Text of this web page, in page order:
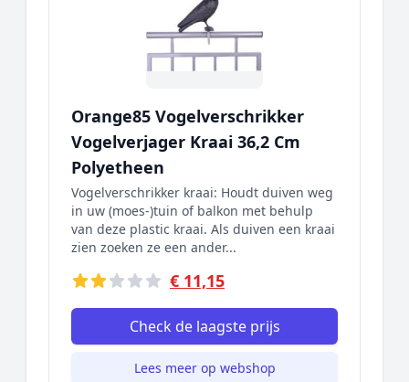
Orange85 Vogelverschrikker
Vogelverjager Kraai 36,2 Cm
Polyetheen
Vogelverschrikker kraai: Houdt duiven weg
in uw (moes-)tuin of balkon met behulp
van deze plastic kraai. Als duiven een kraai
zien zoeken ze een ander...
€ 11,15
Check de laagste prijs
Lees meer op webshop